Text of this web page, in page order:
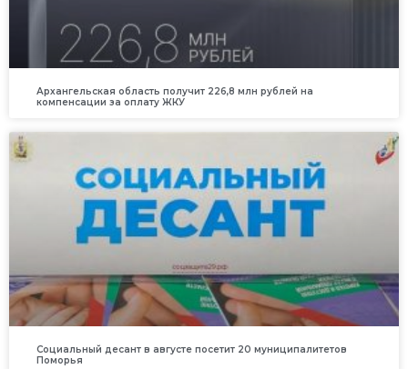
Архангельская область получит 226,8 млн рублей на
компенсации за оплату ЖКУ
Социальный десант в августе посетит 20 муниципалитетов
Поморья